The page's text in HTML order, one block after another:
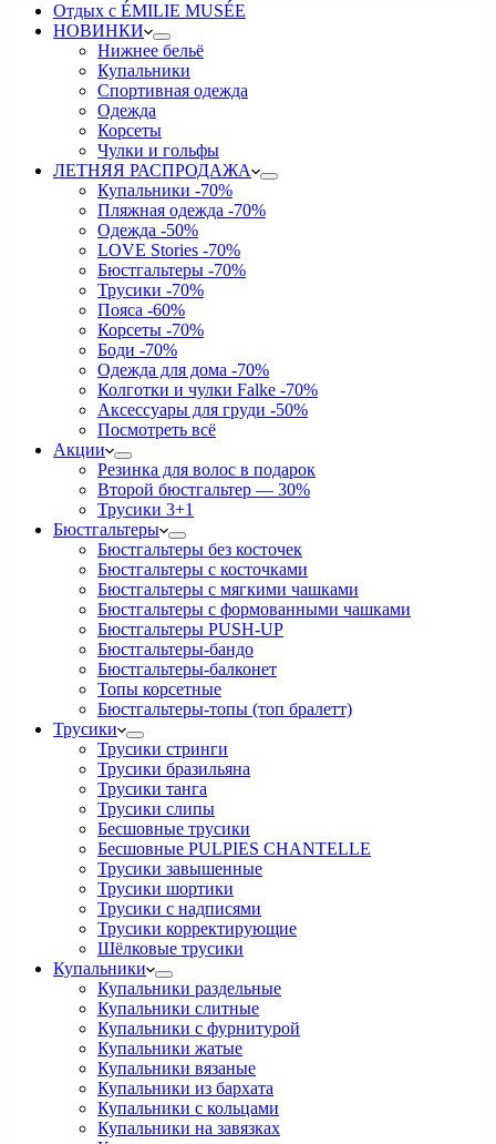
Отдых с ÉMILIE MUSÉE
НОВИНКИ
Нижнее бельё
Купальники
Спортивная одежда
Одежда
Корсеты
Чулки и гольфы
ЛЕТНЯЯ РАСПРОДАЖА
Купальники -70%
Пляжная одежда -70%
Одежда -50%
LOVE Stories -70%
Бюстгальтеры -70%
Трусики -70%
Пояса -60%
Корсеты -70%
Боди -70%
Одежда для дома -70%
Колготки и чулки Falke -70%
Аксессуары для груди -50%
Посмотреть всё
Акции
Резинка для волос в подарок
Второй бюстгальтер — 30%
Трусики 3+1
Бюстгальтеры
Бюстгальтеры без косточек
Бюстгальтеры с косточками
Бюстгальтеры с мягкими чашками
Бюстгальтеры с формованными чашками
Бюстгальтеры PUSH-UP
Бюстгальтеры-бандо
Бюстгальтеры-балконет
Топы корсетные
Бюстгальтеры-топы (топ бралетт)
Трусики
Трусики стринги
Трусики бразильяна
Трусики танга
Трусики слипы
Бесшовные трусики
Бесшовные PULPIES CHANTELLE
Трусики завышенные
Трусики шортики
Трусики с надписями
Трусики корректирующие
Шёлковые трусики
Купальники
Купальники раздельные
Купальники слитные
Купальники с фурнитурой
Купальники жатые
Купальники вязаные
Купальники из бархата
Купальники с кольцами
Купальники на завязках